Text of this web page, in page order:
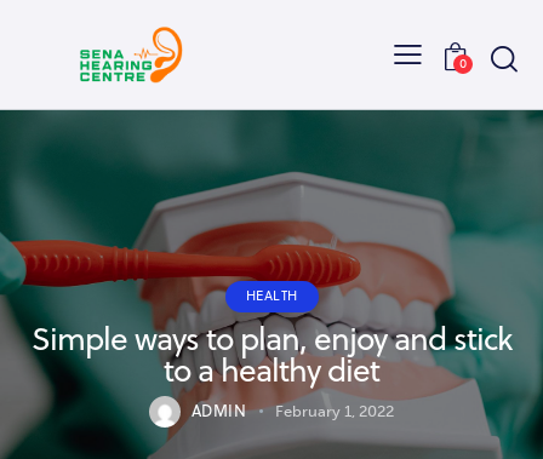
0
HEALTH
Simple ways to plan, enjoy and stick
to a healthy diet
ADMIN February 1, 2022